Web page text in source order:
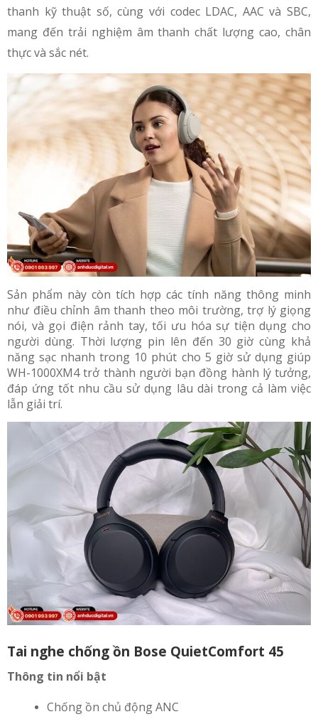
thanh kỹ thuật số, cùng với codec LDAC, AAC và SBC,
mang đến trải nghiệm âm thanh chất lượng cao, chân
thực và sắc nét.
Sản phẩm này còn tích hợp các tính năng thông minh
như điều chỉnh âm thanh theo môi trường, trợ lý giọng
nói, và gọi điện rảnh tay, tối ưu hóa sự tiện dụng cho
người dùng. Thời lượng pin lên đến 30 giờ cùng khả
năng sạc nhanh trong 10 phút cho 5 giờ sử dụng giúp
WH-1000XM4 trở thành người bạn đồng hành lý tưởng,
đáp ứng tốt nhu cầu sử dụng lâu dài trong cả làm việc
lẫn giải trí.
Tai nghe chống ồn Bose QuietComfort 45
Thông tin nổi bật
Chống ồn chủ động ANC